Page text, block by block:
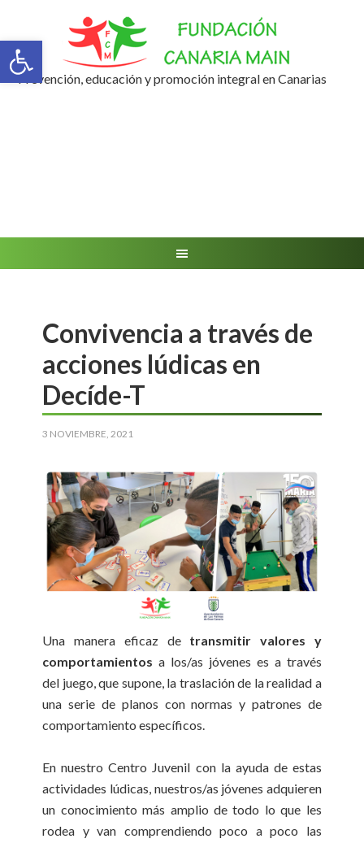
Abrir barra de herramientas
Prevención, educación y promoción integral en Canarias
Convivencia a través de
acciones lúdicas en
Decíde-T
3 NOVIEMBRE, 2021
Una manera eficaz de transmitir valores y
comportamientos a los/as jóvenes es a través
del juego, que supone, la traslación de la realidad a
una serie de planos con normas y patrones de
comportamiento específicos.
En nuestro Centro Juvenil con la ayuda de estas
actividades lúdicas, nuestros/as jóvenes adquieren
un conocimiento más amplio de todo lo que les
rodea y van comprendiendo poco a poco las